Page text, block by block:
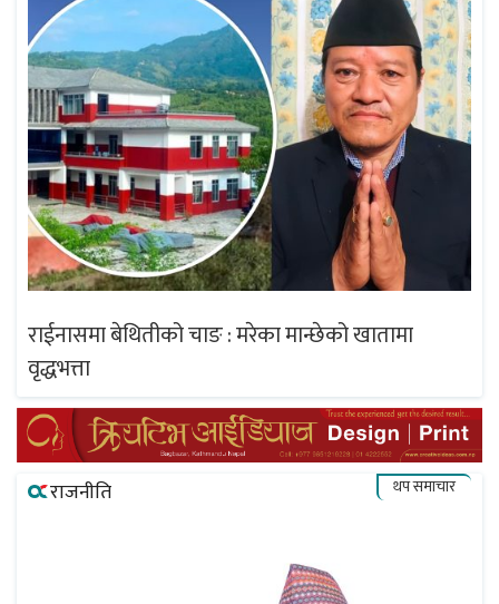
राईनासमा बेथितीको चाङ : मरेका मान्छेको खातामा
वृद्धभत्ता
राजनीति थप समाचार